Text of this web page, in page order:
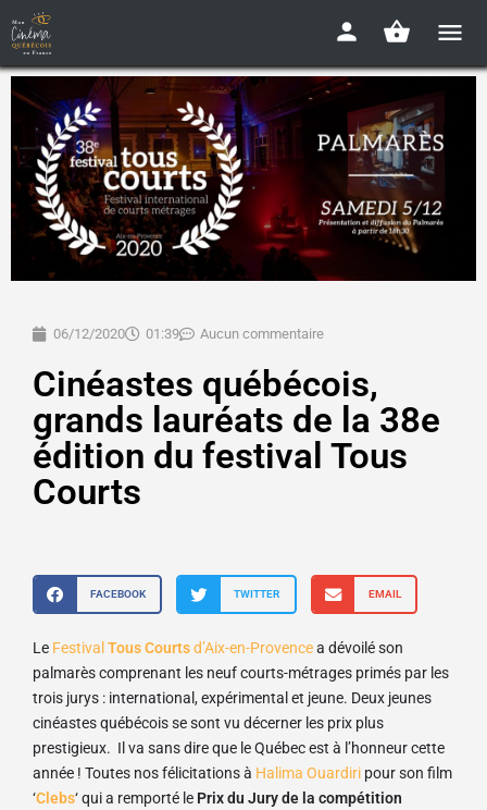
06/12/2020 01:39 Aucun commentaire
Cinéastes québécois,
grands lauréats de la 38e
édition du festival Tous
Courts
FACEBOOK TWITTER EMAIL
Le FestivalTous Courtsd’Aix-en-Provencea dévoilé son
palmarès comprenant les neuf courts-métrages primés par les
trois jurys : international, expérimental et jeune. Deux jeunes
cinéastes québécois se sont vu décerner les prix plus
prestigieux. Il va sans dire que le Québec est à l’honneur cette
année ! Toutes nos félicitations à Halima Ouardiri pour son film
‘Clebs‘ qui a remporté le Prix du Jury de la compétition